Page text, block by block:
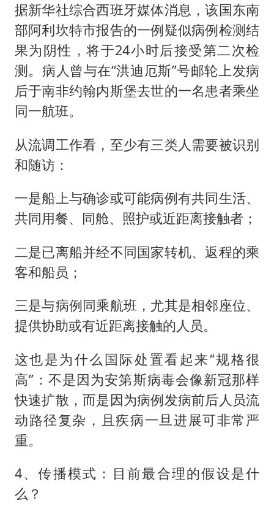
据新华社综合西班牙媒体消息，该国东南
部阿利坎特市报告的一例疑似病例检测结
果为阴性，将于24小时后接受第二次检
测。病人曾与在“洪迪厄斯”号邮轮上发病
后于南非约翰内斯堡去世的一名患者乘坐
同一航班。
从流调工作看，至少有三类人需要被识别
和随访：
一是船上与确诊或可能病例有共同生活、
共同用餐、同舱、照护或近距离接触者；
二是已离船并经不同国家转机、返程的乘
客和船员；
三是与病例同乘航班，尤其是相邻座位、
提供协助或有近距离接触的人员。
这也是为什么国际处置看起来“规格很
高”：不是因为安第斯病毒会像新冠那样
快速扩散，而是因为病例发病前后人员流
动路径复杂，且疾病一旦进展可非常严
重。
4、传播模式：目前最合理的假设是什
么？